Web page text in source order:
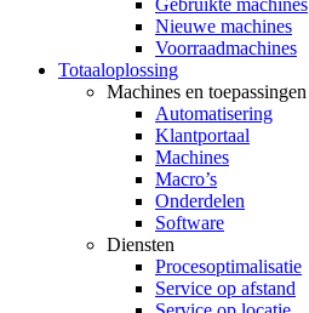
Gebruikte machines
Nieuwe machines
Voorraadmachines
Totaaloplossing
Machines en toepassingen
Automatisering
Klantportaal
Machines
Macro’s
Onderdelen
Software
Diensten
Procesoptimalisatie
Service op afstand